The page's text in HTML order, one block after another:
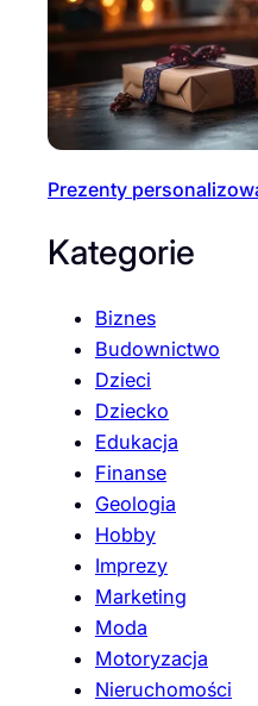
Prezenty
Kategorie
Biznes
Budownictwo
Dzieci
Dziecko
Edukacja
Finanse
Geologia
Hobby
Imprezy
Marketing
Moda
Motoryzacja
Nieruchomości